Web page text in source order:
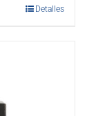
Detalles